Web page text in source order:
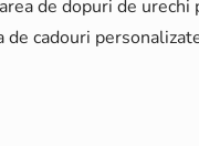
de dopuri de urechi
cadouri